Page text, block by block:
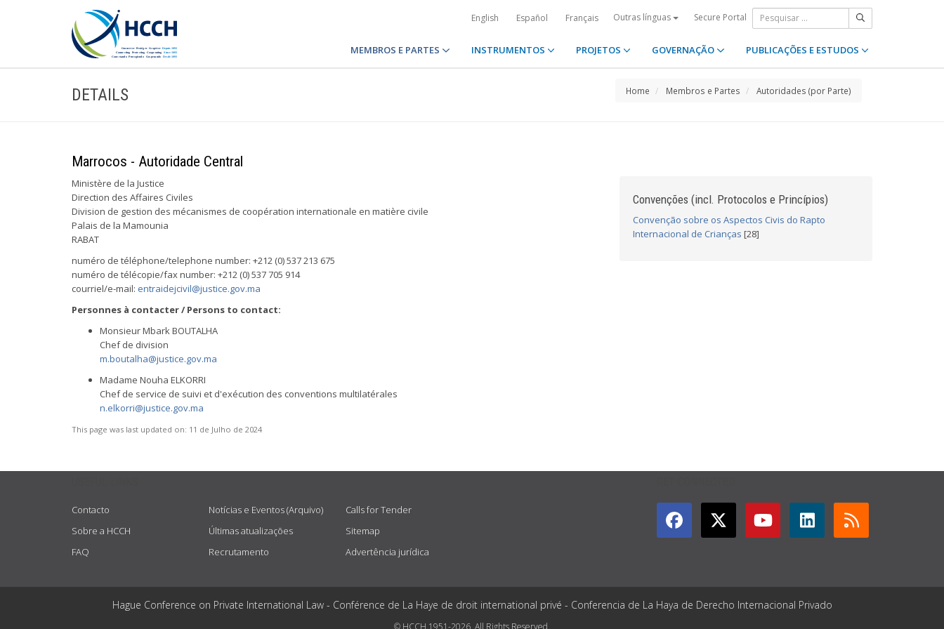
English Español Français Outras línguas Secure Portal
MEMBROS E PARTES INSTRUMENTOS PROJETOS GOVERNAÇÃO PUBLICAÇÕES E ESTUDOS
DETAILS Home Membros e Partes Autoridades (por Parte)
Marrocos - Autoridade Central
Ministère de la Justice
Direction des Affaires Civiles
Division de gestion des mécanismes de coopération internationale en matière civile
Palais de la Mamounia
RABAT
numéro de téléphone/telephone number: +212 (0) 537 213 675
numéro de télécopie/fax number: +212 (0) 537 705 914
courriel/e-mail: entraidejcivil@justice.gov.ma
Personnes à contacter / Persons to contact:
Monsieur Mbark BOUTALHA
Chef de division
m.boutalha@justice.gov.ma
Madame Nouha ELKORRI
Chef de service de suivi et d'exécution des conventions multilatérales
n.elkorri@justice.gov.ma
This page was last updated on: 11 de Julho de 2024
Convenções (incl. Protocolos e Princípios)
Convenção sobre os Aspectos Civis do Rapto
Internacional de Crianças [28]
Contacto
Sobre a HCCH
FAQ
Notícias e Eventos (Arquivo)
Últimas atualizações
Recrutamento
Calls for Tender
Sitemap
Advertência jurídica
Hague Conference on Private International Law - Conférence de La Haye de droit international privé - Conferencia de La Haya de Derecho Internacional Privado
© HCCH 1951-2026. All Rights Reserved.